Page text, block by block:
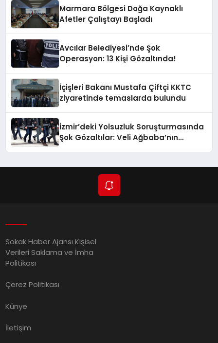
Marmara Bölgesi Doğa Kaynaklı
Afetler Çalıştayı Başladı
Avcılar Belediyesi’nde Şok
Operasyon: 13 Kişi Gözaltında!
İçişleri Bakanı Mustafa Çiftçi KKTC
ziyaretinde temaslarda bulundu
İzmir’deki Yolsuzluk Soruşturmasında
Şok Gözaltılar: Veli Ağbaba’nın
Sokak Haber Ajansı Kişisel
Verileri Saklama ve İmha
Politikası
Çerez Politikası
Künye
İletişim